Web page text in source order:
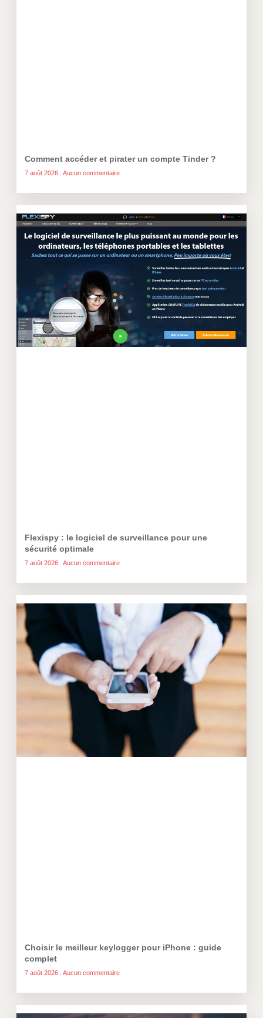
Comment accéder et pirater un compte Tinder ?
7 août 2026 Aucun commentaire
Flexispy : le logiciel de surveillance pour une
sécurité optimale
7 août 2026 Aucun commentaire
Choisir le meilleur keylogger pour iPhone : guide
complet
7 août 2026 Aucun commentaire